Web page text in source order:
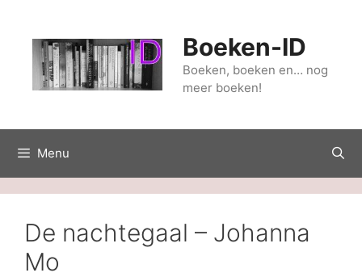
inhoud
Boeken-ID
Boeken, boeken en… nog
meer boeken!
Menu
De nachtegaal – Johanna
Mo